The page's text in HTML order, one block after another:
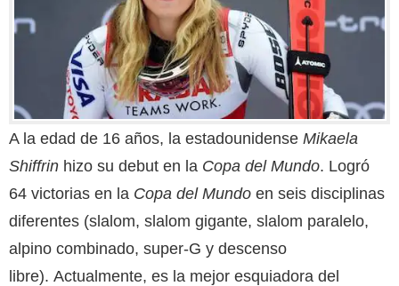
A la edad de 16 años, la estadounidense Mikaela
Shiffrin hizo su debut en la Copa del Mundo. Logró
64 victorias en la Copa del Mundo en seis disciplinas
diferentes (slalom, slalom gigante, slalom paralelo,
alpino combinado, super-G y descenso
libre). Actualmente, es la mejor esquiadora del